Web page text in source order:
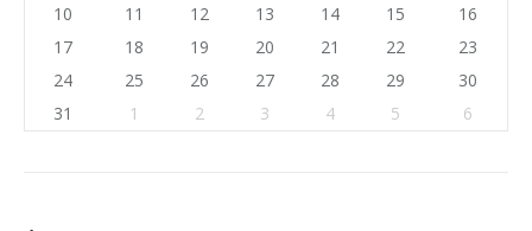
10
11 12 13 14 15
16
17
18 19 20 21 22
23
24
25 26 27 28 29
30
31
1 2 3 4 5 6